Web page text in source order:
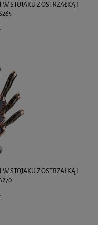
STOJAKU Z OSTRZAŁKĄ I
STOJAKU Z OSTRZAŁKĄ I